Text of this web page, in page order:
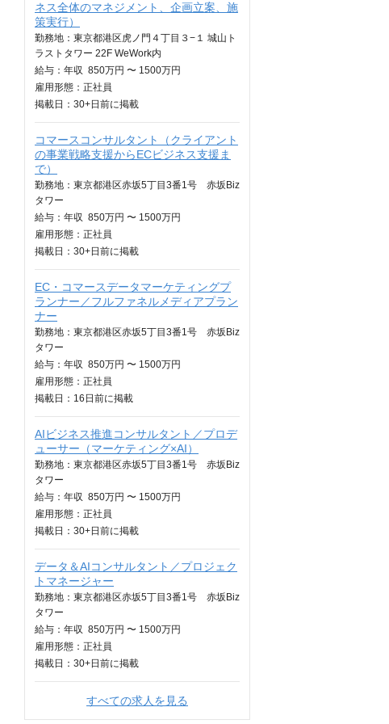
ネス全体のマネジメント、企画立案、施
策実行）
勤務地：東京都港区虎ノ門４丁目３−１ 城山ト
ラストタワー 22F WeWork内
給与： 年収 850万円 〜 1500万円
雇用形態：正社員
掲載日： 30+日 前に掲載
コマースコンサルタント（クライアント
の事業戦略支援からECビジネス支援ま
で）
勤務地：東京都港区赤坂5丁目3番1号 赤坂Biz
タワー
給与： 年収 850万円 〜 1500万円
雇用形態：正社員
掲載日： 30+日 前に掲載
EC・コマースデータマーケティングプ
ランナー／フルファネルメディアプラン
ナー
勤務地：東京都港区赤坂5丁目3番1号 赤坂Biz
タワー
給与： 年収 850万円 〜 1500万円
雇用形態：正社員
掲載日： 16日 前に掲載
AIビジネス推進コンサルタント／プロデ
ューサー（マーケティング×AI）
勤務地：東京都港区赤坂5丁目3番1号 赤坂Biz
タワー
給与： 年収 850万円 〜 1500万円
雇用形態：正社員
掲載日： 30+日 前に掲載
データ＆AIコンサルタント／プロジェク
トマネージャー
勤務地：東京都港区赤坂5丁目3番1号 赤坂Biz
タワー
給与： 年収 850万円 〜 1500万円
雇用形態：正社員
掲載日： 30+日 前に掲載
すべての求人を見る